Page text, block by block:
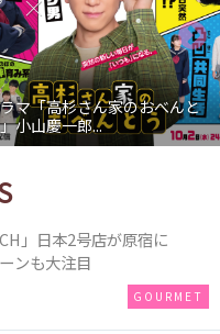
マ「高杉さん家のおべんと
小山慶一郎...
」日本2号店が原宿に
ンも大注目
GOURMET